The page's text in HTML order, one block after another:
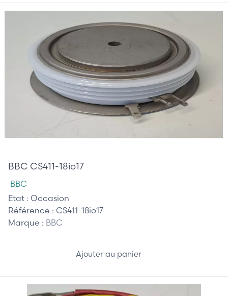
BBC CS411-18io17
BBC
Etat : Occasion
Référence : CS411-18io17
Marque : BBC
Ajouter au panier